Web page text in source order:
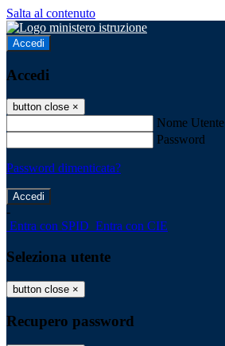
Salta al contenuto
Accedi
Accedi
button close ×
Nome Utente
Password
Password dimenticata?
-
Entra con SPID Entra con CIE
Seleziona utente
button close ×
Recupero password